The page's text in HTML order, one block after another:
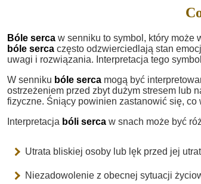
Bóle serca w senniku to symbol, który może
bóle serca często odzwierciedlają stan
uwagi i rozwiązania. Interpretacja tego
W senniku bóle serca mogą być
ostrzeżeniem przed zbyt dużym stresem lub
fizyczne. Śniący powinien zastanowić się,
Interpretacja bóli serca w snach może być
Utrata bliskiej osoby lub lęk przed jej
Niezadowolenie z obecnej sytuacji